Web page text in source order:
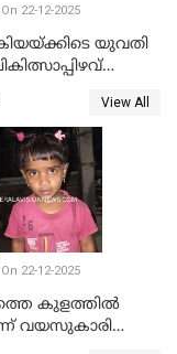
22-12-2025
യുവതി
View All
22-12-2025
കുളത്തിൽ
വയസുകാരി